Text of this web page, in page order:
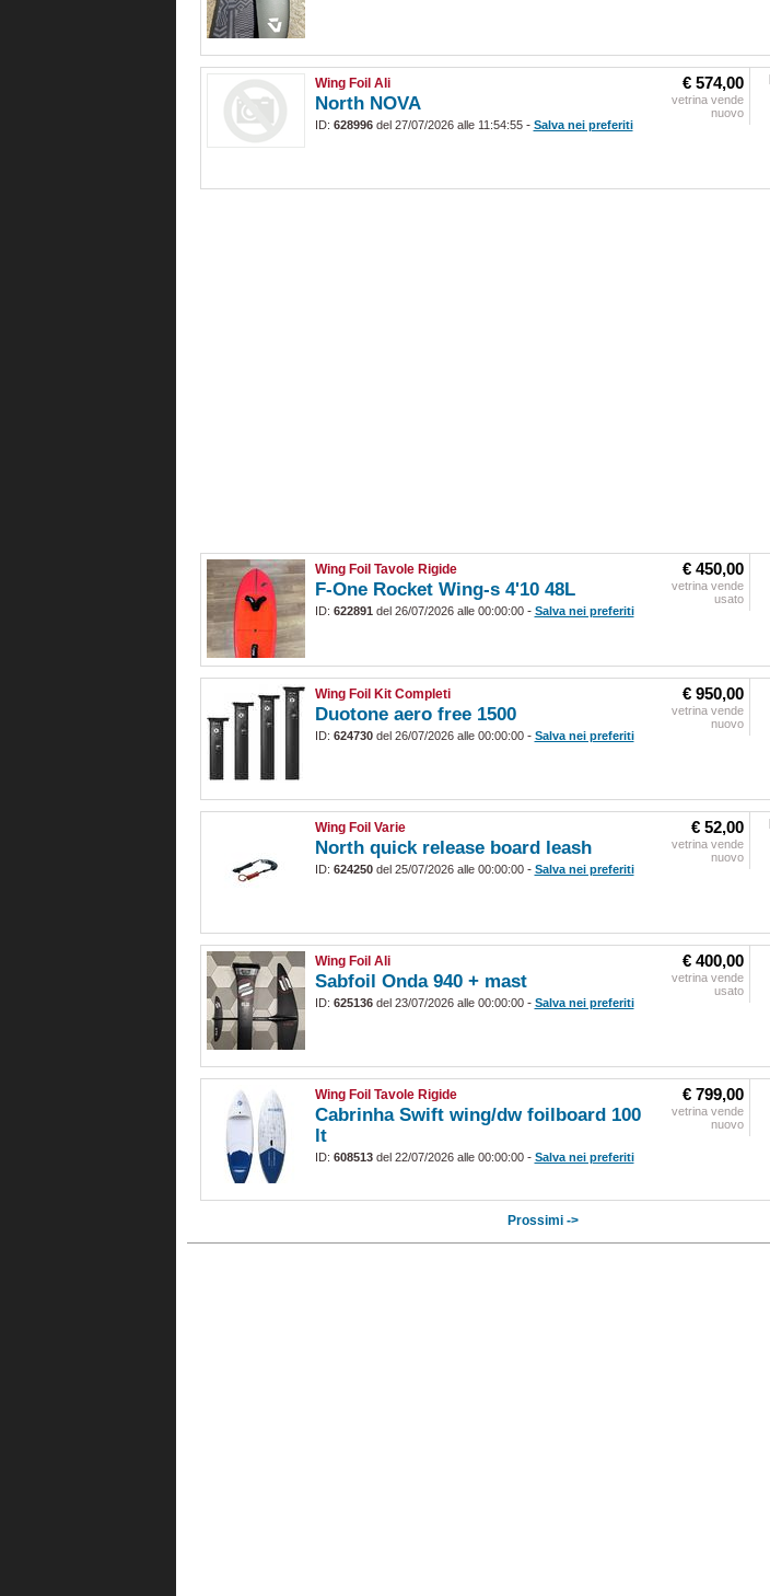
Wing Foil Ali
North NOVA
ID: 628996del 27/07/2026 alle 11:54:55- Salva nei preferiti
€ 574,00
vetrina vende
nuovo
Wing Foil Tavole Rigide
F-One Rocket Wing-s 4'10 48L
ID: 622891 del 26/07/2026 alle 00:00:00- Salva nei preferiti
€ 450,00
vetrina vende
usato
Wing Foil Kit Completi
Duotone aero free 1500
ID: 624730del 26/07/2026 alle 00:00:00- Salva nei preferiti
€ 950,00
vetrina vende
nuovo
Wing Foil Varie
North quick release board leash
ID: 624250del 25/07/2026 alle 00:00:00- Salva nei preferiti
€ 52,00
vetrina vende
nuovo
Wing Foil Ali
Sabfoil Onda 940 + mast
ID: 625136del 23/07/2026 alle 00:00:00- Salva nei preferiti
€ 400,00
vetrina vende
usato
Wing Foil Tavole Rigide
Cabrinha Swift wing/dw foilboard 100
lt
ID: 608513del 22/07/2026 alle 00:00:00- Salva nei preferiti
€ 799,00
vetrina vende
nuovo
Prossimi ->